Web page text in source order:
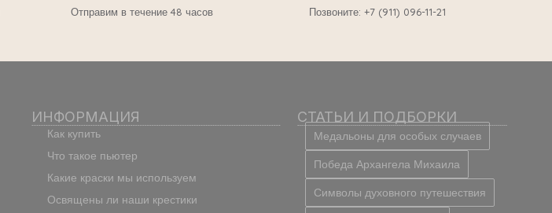
Отправим в течение 48 часов Позвоните: +7 (911) 096-11-21
ИНФОРМАЦИЯ
Как купить
Что такое пьютер
Какие краски мы используем
Освящены ли наши крестики
СТАТЬИ И ПОДБОРКИ
Медальоны для особых случаев
Победа Архангела Михаила
Символы духовного путешествия